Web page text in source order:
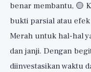
benar membantu, 🟡
bukti parsial atau
Merah untuk hal-hal
dan janji. Dengan
diinvestasikan waktu